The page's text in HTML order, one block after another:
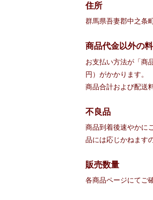
住所
群馬県吾妻郡中之条
商品代金以外の
お支払い方法が「商
円）がかかります。
商品合計および配送
不良品
商品到着後速やかに
品には応じかねます
販売数量
各商品ページにてご